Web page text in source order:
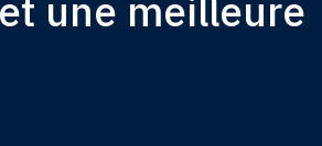
une meilleure